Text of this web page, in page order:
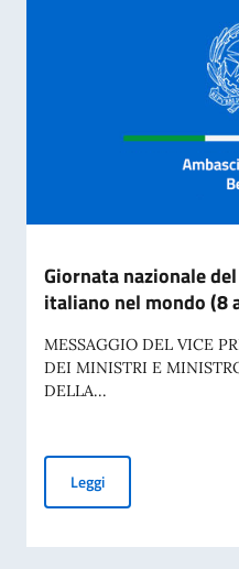
Giornata nazionale
italiano nel mondo (8
MESSAGGIO DEL VICE
DEI MINISTRI E
DELLA...
LeggiGiornata nazionale